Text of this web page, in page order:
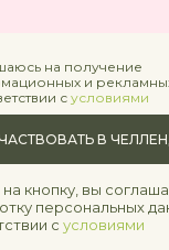
на получение
и
с условиями
В
кнопку, вы
персональных
с условиями